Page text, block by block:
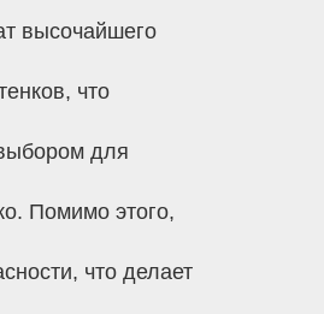
высочайшего
что
для
Помимо этого,
что делает